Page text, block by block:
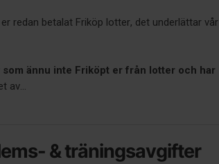
redan betalat Friköp lotter, det underlättar vår
ännu inte Friköpt er från lotter och har
av...
& träningsavgifter